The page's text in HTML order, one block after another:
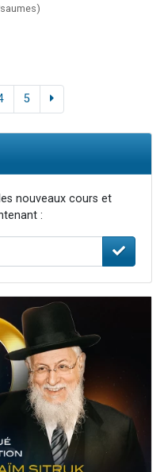
5
nouveaux cours et
: